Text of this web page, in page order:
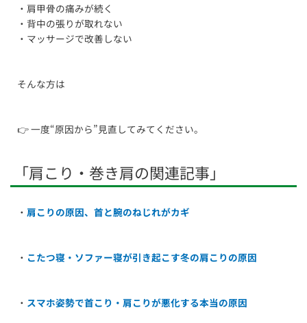
・肩甲骨の痛みが続く
・背中の張りが取れない
・マッサージで改善しない
そんな方は
👉 一度“原因から”見直してみてください。
「肩こり・巻き肩の関連記事」
・ 肩こりの原因、首と腕のねじれがカギ
・ こたつ寝・ソファー寝が引き起こす冬の肩こりの原因
・ スマホ姿勢で首こり・肩こりが悪化する本当の原因